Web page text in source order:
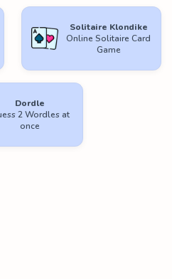
Solitaire Klondike
Online Solitaire Card
Game
Dordle
2 Wordles at
once